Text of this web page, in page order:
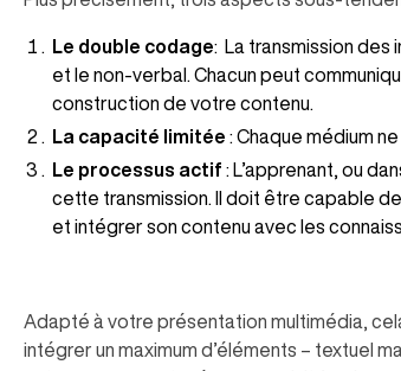
Le double codage: La transmission des
et le non-verbal. Chacun peut
construction de votre contenu.
La capacité limitée : Chaque médium
Le processus actif : L’apprenant, ou
cette transmission. Il doit être capable
et intégrer son contenu avec les
Adapté à votre présentation multimédia,
intégrer un maximum d’éléments – textuel